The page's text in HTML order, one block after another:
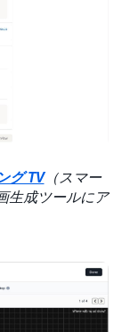
グ TV（スマー
生成ツールにア